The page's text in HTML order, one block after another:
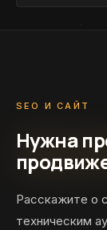
SEO И САЙТ
Нужна
Расскажите о
техническим